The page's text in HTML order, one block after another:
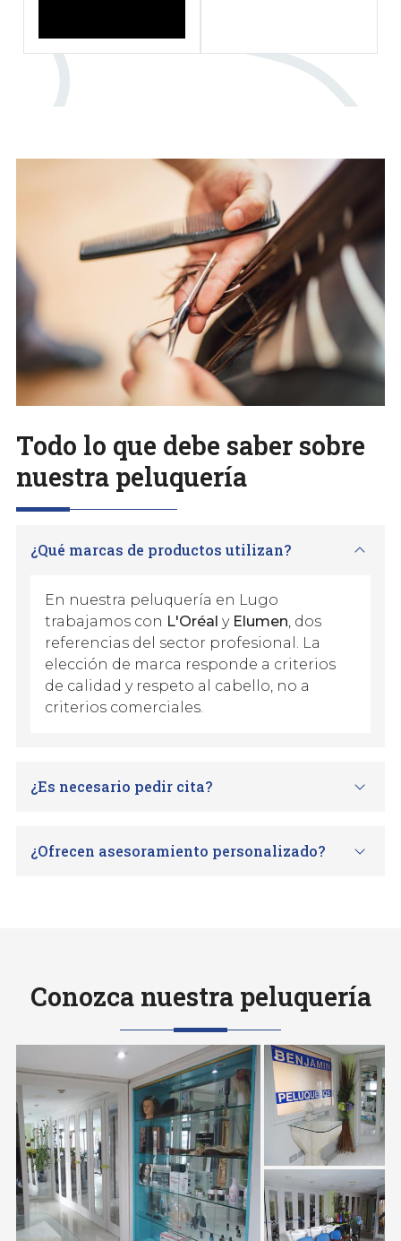
Todo lo que debe saber sobre
nuestra peluquería
¿Qué marcas de productos utilizan?
En nuestra peluquería en Lugo
trabajamos con L'Oréal y Elumen , dos
referencias del sector profesional. La
elección de marca responde a criterios
de calidad y respeto al cabello, no a
criterios comerciales.
¿Es necesario pedir cita?
¿Ofrecen asesoramiento personalizado?
Conozca nuestra peluquería